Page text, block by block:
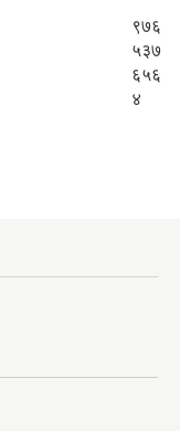
९७६
५३७
६५६
४